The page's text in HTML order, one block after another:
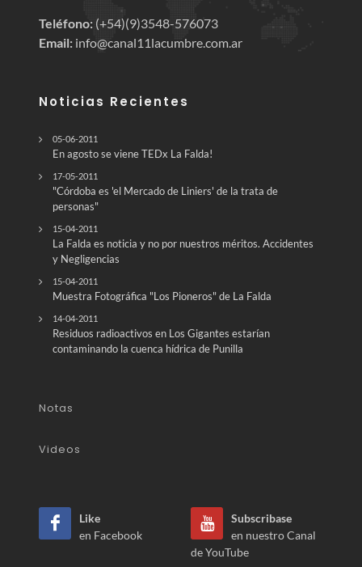
Teléfono: (+54)(9)3548-576073
Email: info@canal11lacumbre.com.ar
Noticias Recientes
05-06-2011
En agosto se viene TEDx La Falda!
17-05-2011
"Córdoba es 'el Mercado de Liniers' de la trata de
personas"
15-04-2011
La Falda es noticia y no por nuestros méritos. Accidentes
y Negligencias
15-04-2011
Muestra Fotográfica "Los Pioneros" de La Falda
14-04-2011
Residuos radioactivos en Los Gigantes estarían
contaminando la cuenca hídrica de Punilla
Notas
Videos
Like
en Facebook
Subscribase
en nuestro Canal
de YouTube